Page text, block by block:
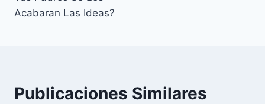
Acabaran Las Ideas?
Publicaciones Similares